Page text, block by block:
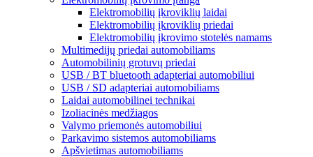
Elektromobilių įkroviklių laidai
Elektromobilių įkroviklių priedai
Elektromobilių įkrovimo stotelės namams
Multimedijų priedai automobiliams
Automobilinių grotuvų priedai
USB / BT bluetooth adapteriai automobiliui
USB / SD adapteriai automobiliams
Laidai automobilinei technikai
Izoliacinės medžiagos
Valymo priemonės automobiliui
Parkavimo sistemos automobiliams
Apšvietimas automobiliams